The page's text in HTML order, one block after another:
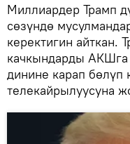
Миллиардер Трамп
сөзүндө
керектигин айткан.
качкындарды АКШга
динине карап бөлүп
телекайрылуусуна